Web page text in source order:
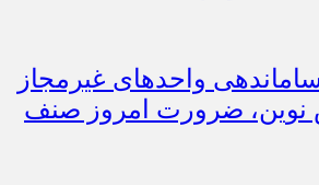
واحدهای غیرمجاز
ضرورت امروز صنف